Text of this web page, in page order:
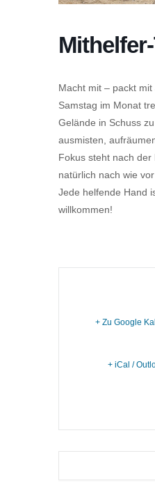
Macht mit – packt
Samstag im Monat
Gelände in Schuss
ausmisten,
Fokus steht nach der
natürlich nach wie
Jede helfende Hand
willkommen!
+ Zu Google
+ iCal /